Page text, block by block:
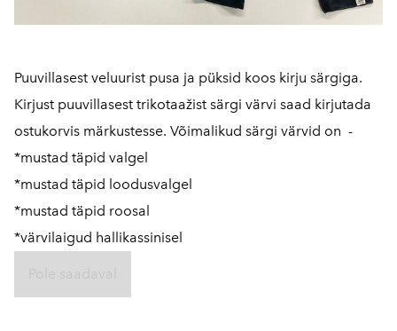
Puuvillasest veluurist pusa ja püksid koos kirju särgiga.
Kirjust puuvillasest trikotaažist särgi värvi saad kirjutada
ostukorvis märkustesse. Võimalikud särgi värvid on -
*mustad täpid valgel
*mustad täpid loodusvalgel
*mustad täpid roosal
*värvilaigud hallikassinisel